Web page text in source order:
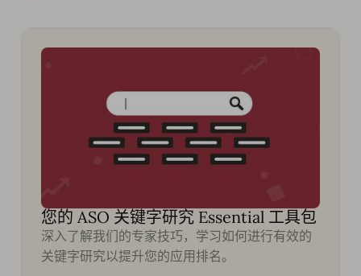
您的 ASO 关键字研究 Essential 工具包
深入了解我们的专家技巧，学习如何进行有效的
关键字研究以提升您的应用排名。